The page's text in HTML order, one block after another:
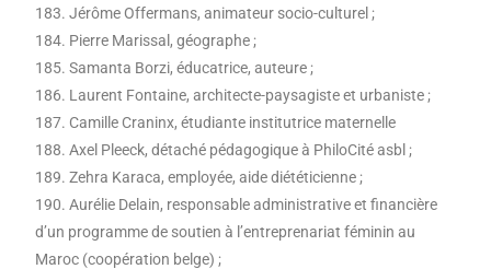
183. Jérôme Offermans, animateur socio-culturel ;
184. Pierre Marissal, géographe ;
185. Samanta Borzi, éducatrice, auteure ;
186. Laurent Fontaine, architecte-paysagiste et urbaniste ;
187. Camille Craninx, étudiante institutrice maternelle
188. Axel Pleeck, détaché pédagogique à PhiloCité asbl ;
189. Zehra Karaca, employée, aide diététicienne ;
190. Aurélie Delain, responsable administrative et financière
d’un programme de soutien à l’entreprenariat féminin au
Maroc (coopération belge) ;